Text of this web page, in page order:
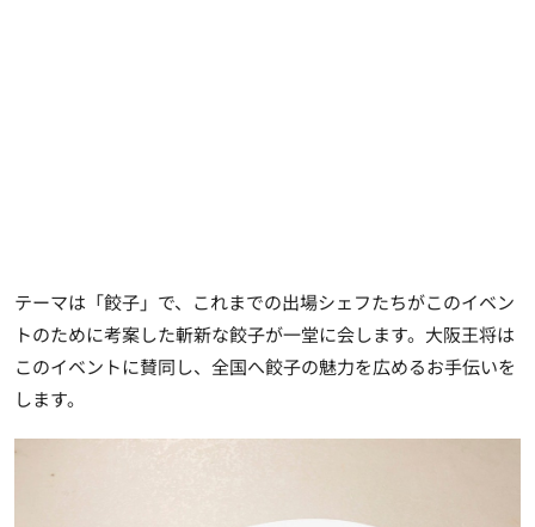
テーマは「餃子」で、これまでの出場シェフたちがこのイベン
トのために考案した斬新な餃子が一堂に会します。大阪王将は
このイベントに賛同し、全国へ餃子の魅力を広めるお手伝いを
します。